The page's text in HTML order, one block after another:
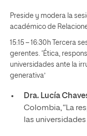
Preside y modera la
académico de
15:15 – 16:30h Tercera
gerentes. ‘Ética,
universidades ante la
generativa’
Dra. Lucía
Colombia, “La
las